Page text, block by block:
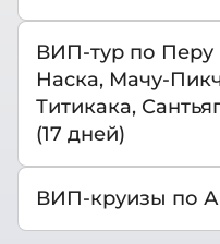
ВИП-тур по Перу
Наска, Мачу-
Титикака,
(17 дней)
ВИП-круизы по